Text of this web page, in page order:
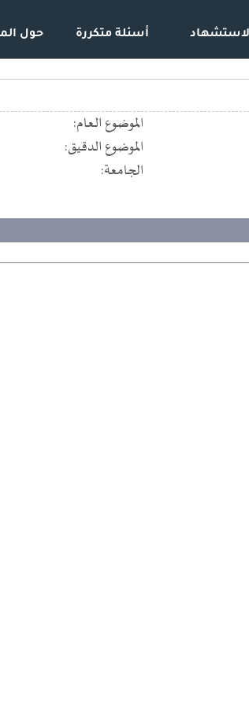
أسئلة متكررة حول
الموضوع العام:
الموضوع الدقيق:
الجامعة: